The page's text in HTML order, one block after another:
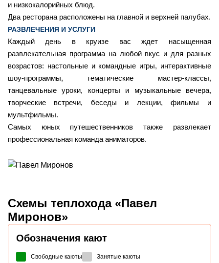
и низкокалорийных блюд.
Два ресторана расположены на главной и верхней палубах.
РАЗВЛЕЧЕНИЯ И УСЛУГИ
Каждый день в круизе вас ждет насыщенная
развлекательная программа на любой вкус и для разных
возрастов: настольные и командные игры, интерактивные
шоу-программы, тематические мастер-классы,
танцевальные уроки, концерты и музыкальные вечера,
творческие встречи, беседы и лекции, фильмы и
мультфильмы.
Самых юных путешественников также развлекает
профессиональная команда аниматоров.
Схемы теплохода «Павел
Миронов»
Обозначения кают
Свободные каюты Занятые каюты